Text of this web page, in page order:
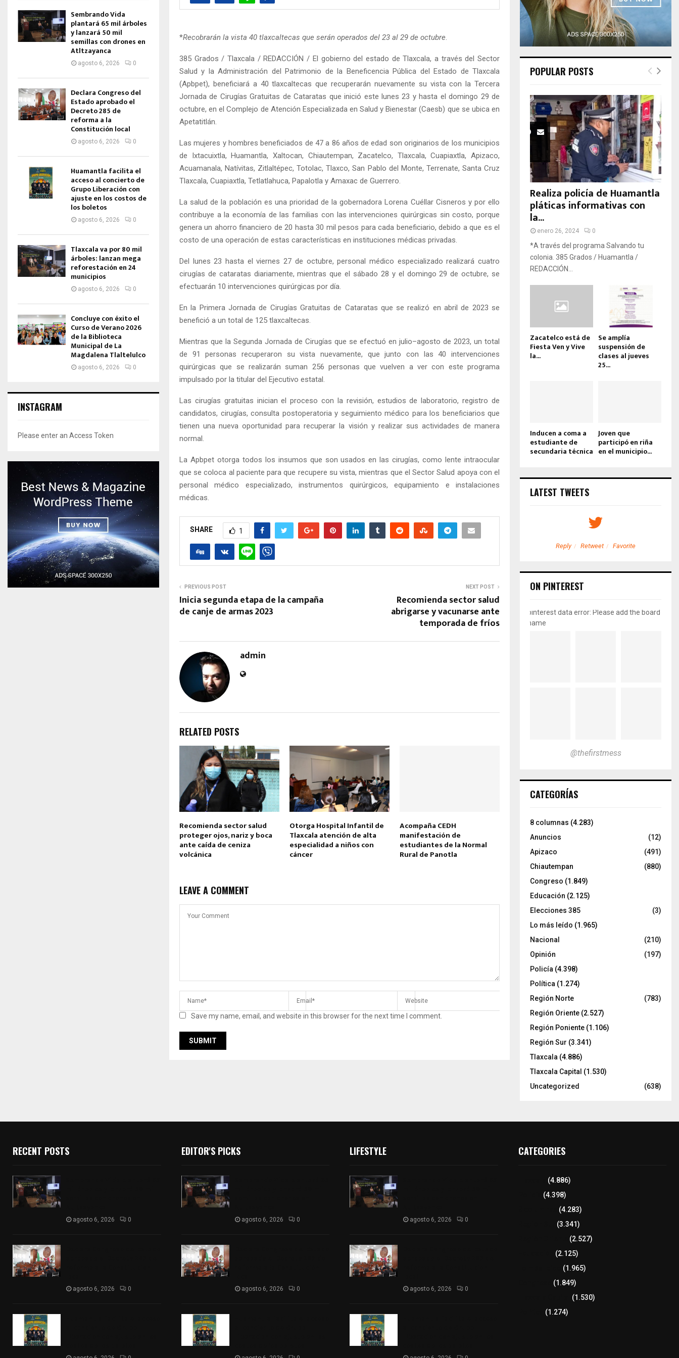
*Recobrarán la vista 40 tlaxcaltecas que serán operados del 23 al 29 de octubre
385 Grados / Tlaxcala / REDACCIÓN / El gobierno del estado de Tlaxcala, a través del Sector
Salud y la Administración del Patrimonio de la Beneficencia Pública del Estado de Tlaxcala
(Apbpet), beneficiará a 40 tlaxcaltecas que recuperarán nuevamente su vista con la Tercera
Jornada de Cirugías Gratuitas de Cataratas que inició este lunes 23 y hasta el domingo 29 de
octubre, en el Complejo de Atención Especializada en Salud y Bienestar (Caesb) que se ubica en
Apetatitlán.
Las mujeres y hombres beneficiados de 47 a 86 años de edad son originarios de los municipios
de Ixtacuixtla, Huamantla, Xaltocan, Chiautempan, Zacatelco, Tlaxcala, Cuapiaxtla, Apizaco,
Acuamanala, Natívitas, Zitlaltépec, Totolac, Tlaxco, San Pablo del Monte, Terrenate, Santa Cruz
Tlaxcala, Cuapiaxtla, Tetlatlahuca, Papalotla y Amaxac de Guerrero.
La salud de la población es una prioridad de la gobernadora Lorena Cuéllar Cisneros y por ello
contribuye a la economía de las familias con las intervenciones quirúrgicas sin costo, porque
genera un ahorro financiero de 20 hasta 30 mil pesos para cada beneficiario, debido a que es el
costo de una operación de estas características en instituciones médicas privadas.
Del lunes 23 hasta el viernes 27 de octubre, personal médico especializado realizará cuatro
cirugías de cataratas diariamente, mientras que el sábado 28 y el domingo 29 de octubre, se
efectuarán 10 intervenciones quirúrgicas por día.
En la Primera Jornada de Cirugías Gratuitas de Cataratas que se realizó en abril de 2023 se
benefició a un total de 125 tlaxcaltecas.
Mientras que la Segunda Jornada de Cirugías que se efectuó en julio–agosto de 2023, un total
de 91 personas recuperaron su vista nuevamente, que junto con las 40 intervenciones
quirúrgicas que se realizarán suman 256 personas que vuelven a ver con este programa
impulsado por la titular del Ejecutivo estatal.
Las cirugías gratuitas inician el proceso con la revisión, estudios de laboratorio, registro de
candidatos, cirugías, consulta postoperatoria y seguimiento médico para los beneficiarios que
tienen una nueva oportunidad para recuperar la visión y realizar sus actividades de manera
normal.
La Apbpet otorga todos los insumos que son usados en las cirugías, como lente intraocular
que se coloca al paciente para que recupere su vista, mientras que el Sector Salud apoya con el
personal médico especializado, instrumentos quirúrgicos, equipamiento e instalaciones
médicas.
SHARE 1
PREVIOUS POST
Inicia segunda etapa de la campaña
de canje de armas 2023
NEXT POST
Recomienda sector salud
abrigarse y vacunarse ante
temporada de fríos
admin
RELATED POSTS
Recomienda sector salud
proteger ojos, nariz y boca
ante caída de ceniza
volcánica
Otorga Hospital Infantil de
Tlaxcala atención de alta
especialidad a niños con
cáncer
Acompaña CEDH
manifestación de
estudiantes de la Normal
Rural de Panotla
LEAVE A COMMENT
Save my name, email, and website in this browser for the next time I comment.
Sembrando Vida
plantará 65 mil árboles
y lanzará 50 mil
semillas con drones en
Atltzayanca
agosto 6, 2026 0
Declara Congreso del
Estado aprobado el
Decreto 285 de
reforma a la
Constitución local
agosto 6, 2026 0
Huamantla facilita el
acceso al concierto de
Grupo Liberación con
ajuste en los costos de
los boletos
agosto 6, 2026 0
Tlaxcala va por 80 mil
árboles: lanzan mega
reforestación en 24
municipios
agosto 6, 2026 0
Concluye con éxito el
Curso de Verano 2026
de la Biblioteca
Municipal de La
Magdalena Tlaltelulco
agosto 6, 2026 0
INSTAGRAM
Please enter an Access Token
POPULAR POSTS
Realiza policía de Huamantla
pláticas informativas con
la...
enero 26, 2024 0
*A través del programa Salvando tu
colonia. 385 Grados / Huamantla /
REDACCIÓN...
Zacatelco está de
Fiesta Ven y Vive
la...
Se amplía
suspensión de
clases al jueves
25...
Inducen a coma a
estudiante de
secundaria técnica
Joven que
participó en riña
en el municipio...
LATEST TWEETS
Reply Retweet Favorite
ON PINTEREST
pinterest data error: Please add the board
name
@thefirstmess
CATEGORÍAS
8 columnas (4.283)
Anuncios
(12)
Apizaco
(491)
Chiautempan
(880)
Congreso (1.849)
Educación (2.125)
Elecciones 385
(3)
Lo más leído (1.965)
Nacional
(210)
Opinión
(197)
Policía (4.398)
Política (1.274)
Región Norte
(783)
Región Oriente (2.527)
Región Poniente (1.106)
Región Sur (3.341)
Tlaxcala (4.886)
Tlaxcala Capital (1.530)
Uncategorized
(638)
RECENT POSTS
agosto 6, 2026 0
agosto 6, 2026 0
EDITOR'S PICKS
agosto 6, 2026 0
agosto 6, 2026 0
LIFESTYLE
agosto 6, 2026 0
agosto 6, 2026 0
CATEGORIES
(4.886)
(4.398)
(4.283)
(3.341)
(2.527)
(2.125)
(1.965)
(1.849)
(1.530)
(1.274)